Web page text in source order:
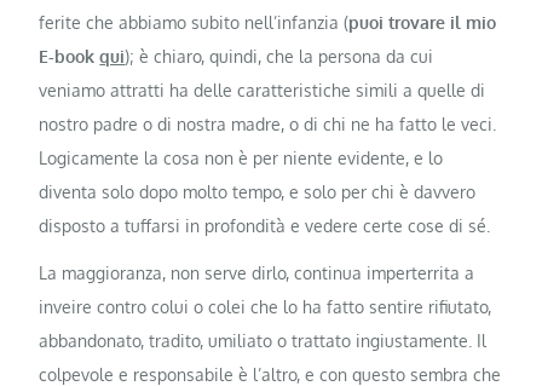
ferite che abbiamo subito nell’infanzia (puoi trovare il mio
E-bookqui); è chiaro, quindi, che la persona da cui
veniamo attratti ha delle caratteristiche simili a quelle di
nostro padre o di nostra madre, o di chi ne ha fatto le veci.
Logicamente la cosa non è per niente evidente, e lo
diventa solo dopo molto tempo, e solo per chi è davvero
disposto a tuffarsi in profondità e vedere certe cose di sé.
La maggioranza, non serve dirlo, continua imperterrita a
inveire contro colui o colei che lo ha fatto sentire rifiutato,
abbandonato, tradito, umiliato o trattato ingiustamente. Il
colpevole e responsabile è l’altro, e con questo sembra che